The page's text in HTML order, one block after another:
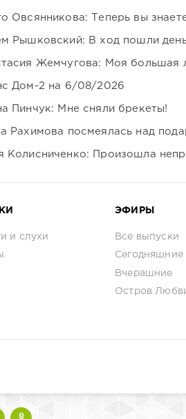
Овсянникова: Теперь вы
Рышковский: В ход пошли
Жемчугова: Моя большая
Дом-2 на 6/08/2026
Пинчук: Мне сняли брекеты!
Рахимова посмеялась над
Колисниченко: Произошла
и слухи
ЭФИРЫ
Все выпуски
Сегодняшние
Вчерашние
Остров